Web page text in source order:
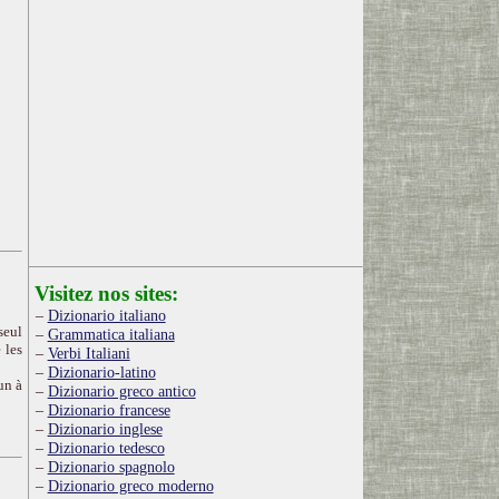
les
à
Visitez nos sites:
Dizionario italiano
Grammatica italiana
Verbi Italiani
Dizionario-latino
Dizionario greco antico
Dizionario francese
Dizionario inglese
Dizionario tedesco
Dizionario spagnolo
Dizionario greco moderno